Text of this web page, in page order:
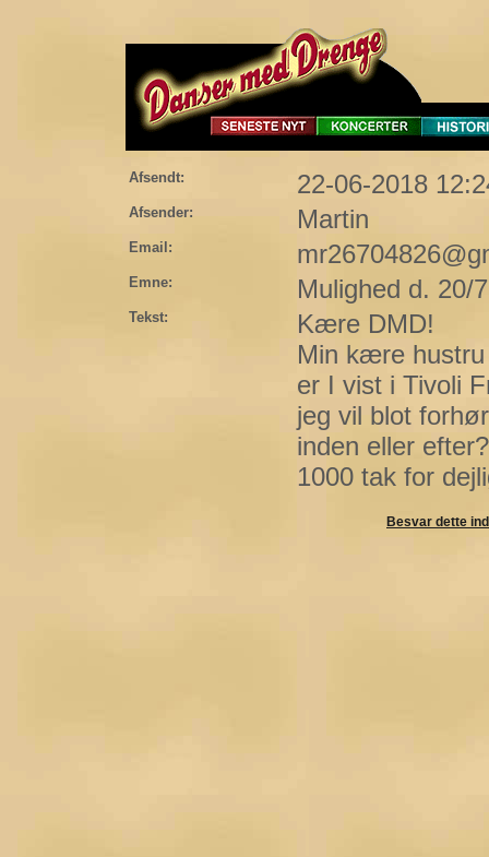
Afsendt: 22-06-2018
Afsender: Martin
Email:
Emne: Mulighed d. 20/
Tekst:
Kære DMD!
Min kære
er I vist i Tivoli
jeg vil blot
inden eller
1000 tak for
Besvar dette